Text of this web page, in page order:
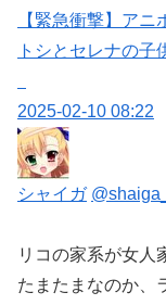
【緊急衝撃】アニ
トシとセレナの
2025-02-10 08:22
シャイガ
リコの家系が女人
たまたまなのか